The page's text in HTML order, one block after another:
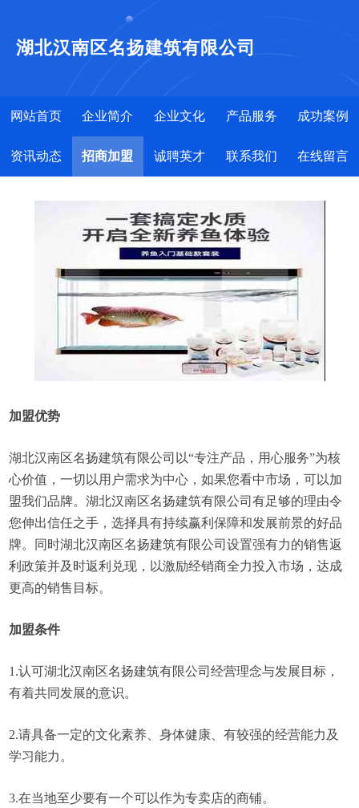
湖北汉南区名扬建筑有限公司
网站首页 企业简介 企业文化 产品服务 成功案例
资讯动态 招商加盟 诚聘英才 联系我们 在线留言
加盟优势
湖北汉南区名扬建筑有限公司以“专注产品，用心服务”为核
心价值，一切以用户需求为中心，如果您看中市场，可以加
盟我们品牌。湖北汉南区名扬建筑有限公司有足够的理由令
您伸出信任之手，选择具有持续赢利保障和发展前景的好品
牌。同时湖北汉南区名扬建筑有限公司设置强有力的销售返
利政策并及时返利兑现，以激励经销商全力投入市场，达成
更高的销售目标。
加盟条件
1.认可湖北汉南区名扬建筑有限公司经营理念与发展目标，
有着共同发展的意识。
2.请具备一定的文化素养、身体健康、有较强的经营能力及
学习能力。
3.在当地至少要有一个可以作为专卖店的商铺。